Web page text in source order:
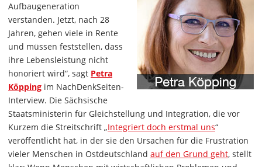
Aufbaugeneration
verstanden. Jetzt, nach 28
Jahren, gehen viele in Rente
und müssen feststellen, dass
ihre Lebensleistung nicht
honoriert wird“, sagt Petra
Köpping im NachDenkSeiten-
Interview. Die Sächsische
Staatsministerin für Gleichstellung und Integration, die vor
Kurzem die Streitschrift „Integriert doch erstmal uns“
veröffentlicht hat, in der sie den Ursachen für die Frustration
vieler Menschen in Ostdeutschland auf den Grund geht, stellt